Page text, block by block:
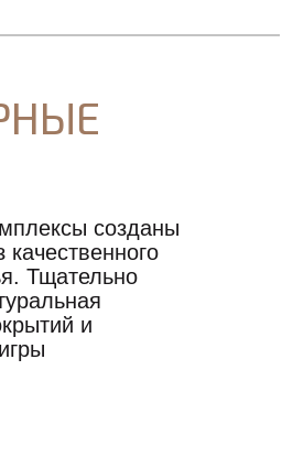
созданы
качественного
Тщательно
и